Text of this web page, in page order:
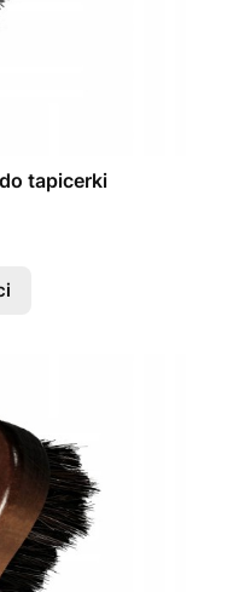
tapicerki